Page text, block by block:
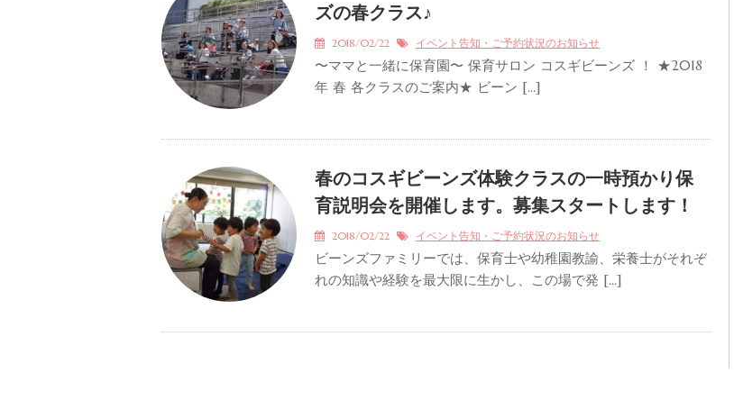
ズの春クラス♪
2018/02/22 イベント告知・ご予約状況のお知らせ
〜ママと一緒に保育園〜 保育サロン コスギビーンズ ！ ★2018
年 春 各クラスのご案内★ ビーン […]
春のコスギビーンズ体験クラスの一時預かり保
育説明会を開催します。募集スタートします！
2018/02/22 イベント告知・ご予約状況のお知らせ
ビーンズファミリーでは、保育士や幼稚園教諭、栄養士がそれぞ
れの知識や経験を最大限に生かし、この場で発 […]